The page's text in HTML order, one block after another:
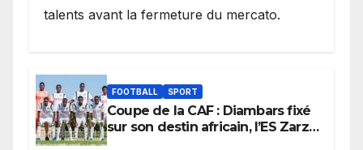
talents avant la fermeture du mercato.
FOOTBALL SPORT
Coupe de la CAF : Diambars fixé
sur son destin africain, l’ES Zarzis